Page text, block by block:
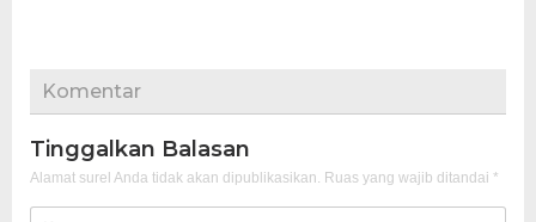
Komentar
Tinggalkan Balasan
Alamat surel Anda tidak akan dipublikasikan. Ruas yang wajib ditandai *